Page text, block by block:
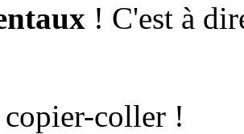
! C'est à
copier-coller !